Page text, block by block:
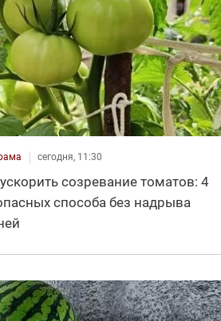
сегодня, 11:30
созревание томатов: 4
способа без надрыва